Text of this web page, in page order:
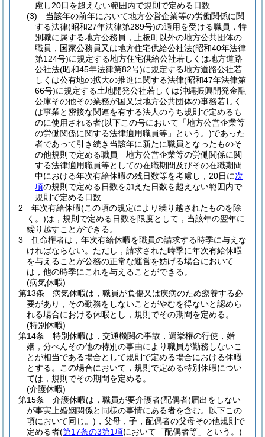
慮し20日を超えない範囲内で規則で定める日数
(3)
当該年の前年において地方公営企業等の労働関係に関
する法律(昭和27年法律第289号)の適用を受ける職員，特
別職に属する地方公務員，上板町以外の地方公共団体の
職員，国家公務員又は地方住宅供給公社法(昭和40年法律
第124号)に規定する地方住宅供給公社若しくは地方道路
公社法(昭和45年法律第82号)に規定する地方道路公社若
しくは公有地の拡大の推進に関する法律(昭和47年法律第
66号)に規定する土地開発公社若しくは沖縄振興開発金融
公庫その他その業務が国又は地方公共団体の事務若しく
は事業と密接な関連を有する法人のうち規則で定めるも
のに使用される者(以下この号において「地方公営企業等
の労働関係に関する法律適用職員等」という。)であった
者であって引き続き当該年に新たに職員となったものそ
の他規則で定める職員 地方公営企業等の労働関係に関
する法律適用職員等としての在職期間及びその在職期間
中における年次有給休暇の残日数等を考慮し，20日に次
項の規則で定める日数を加えた日数を超えない範囲内で
規則で定める日数
2
年次有給休暇(この項の規定により繰り越されたものを除
く。)は，規則で定める日数を限度として，当該年の翌年に
繰り越すことができる。
3
任命権者は，年次有給休暇を職員の請求する時季に与えな
ければならない。 ただし，請求された時季に年次有給休暇
を与えることが公務の正常な運営を妨げる場合において
は，他の時季にこれを与えることができる。
(病気休暇)
第13条
病気休暇は，職員が負傷又は疾病のため療養する必
要があり，その勤務をしないことがやむを得ないと認めら
れる場合における休暇とし，規則でその期間を定める。
(特別休暇)
第14条
特別休暇は，交通機関の事故，選挙権の行使，婚
姻，分べんその他の特別の事由により職員が勤務しないこ
とが相当である場合として規則で定める場合における休暇
とする。
この場合において，規則で定める特別休暇につい
ては，規則でその期間を定める。
(介護休暇)
第15条
介護休暇は，職員が要介護者(配偶者(届出をしない
が事実上婚姻関係と同様の事情にある者を含む。以下この
項において同じ。) ，父母，子，配偶者の父母その他規則で
定める者(第17条の3第1項において「配偶者等」という。)